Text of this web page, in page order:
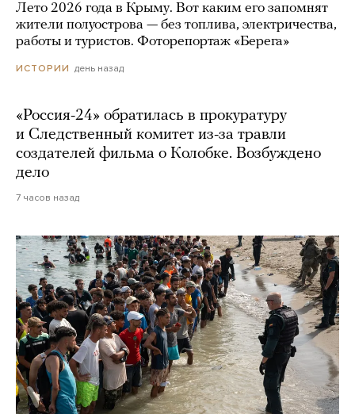
Лето 2026 года в Крыму. Вот каким его запомнят
жители полуострова — без топлива, электричества,
работы и туристов. Фоторепортаж «Берега»
ИСТОРИИ день назад
«Россия-24» обратилась в прокуратуру
и Следственный комитет из-за травли
создателей фильма о Колобке. Возбуждено
дело
7 часов назад